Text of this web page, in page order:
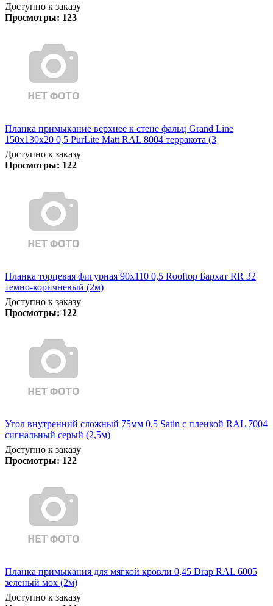
Доступно к заказу
Просмотры: 123
Планка примыкание верхнее к стене фальц Grand Line
150х130х20 0,5 PurLite Matt RAL 8004 терракота (3
Доступно к заказу
Просмотры: 122
Планка торцевая фигурная 90х110 0,5 Rooftop Бархат RR 32
темно-коричневый (2м)
Доступно к заказу
Просмотры: 122
Угол внутренний сложный 75мм 0,5 Satin с пленкой RAL 7004
сигнальный серый (2,5м)
Доступно к заказу
Просмотры: 122
Планка примыкания для мягкой кровли 0,45 Drap RAL 6005
зеленый мох (2м)
Доступно к заказу